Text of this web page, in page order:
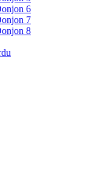
6
7
8